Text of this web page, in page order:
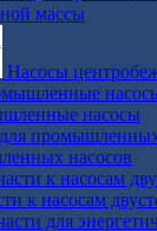
массы
Насосы
насосы
насосов
к насосам